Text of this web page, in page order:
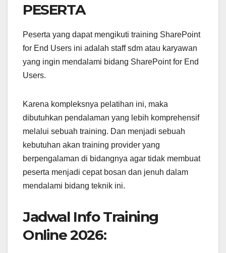
PESERTA
Peserta yang dapat mengikuti training SharePoint
for End Users ini adalah staff sdm atau karyawan
yang ingin mendalami bidang SharePoint for End
Users.
Karena kompleksnya pelatihan ini, maka
dibutuhkan pendalaman yang lebih komprehensif
melalui sebuah training. Dan menjadi sebuah
kebutuhan akan training provider yang
berpengalaman di bidangnya agar tidak membuat
peserta menjadi cepat bosan dan jenuh dalam
mendalami bidang teknik ini.
Jadwal Info Training
Online 2026: